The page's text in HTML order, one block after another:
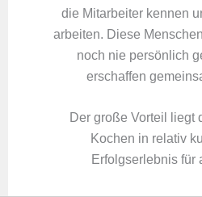
die Mitarbeiter kennen
arbeiten. Diese
noch nie persönlich
erschaffen
Der große Vorteil liegt
Kochen in relativ
Erfolgserlebnis für